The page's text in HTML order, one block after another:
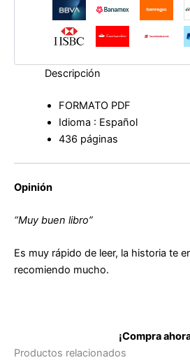
Descripción
FORMATO PDF
Idioma : Español
436 páginas
Opinión
“Muy buen libro”
Es muy rápido de leer, la historia te
recomiendo mucho.
¡Compra
Productos relacionados